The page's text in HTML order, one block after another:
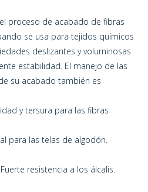
proceso de acabado de fibras
se usa para tejidos químicos
deslizantes y voluminosas
estabilidad. El manejo de las
su acabado también es
y tersura para las fibras
para las telas de algodón.
resistencia a los álcalis.